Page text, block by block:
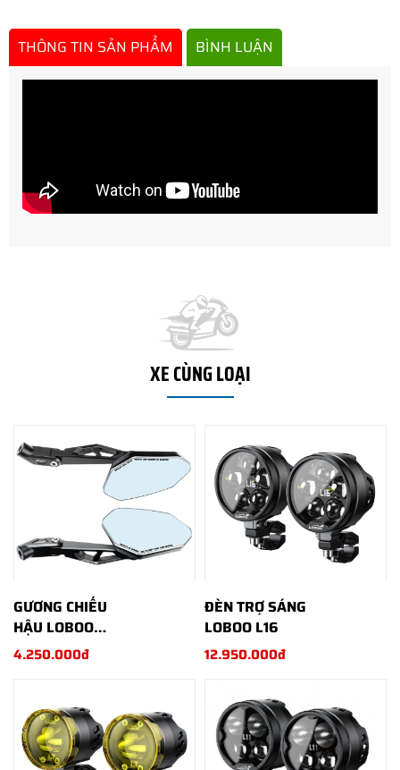
THÔNG TIN SẢN PHẨM BÌNH LUẬN
XE CÙNG LOẠI
GƯƠNG CHIẾU
HẬU LOBOO
RM03
4.250.000đ
ĐÈN TRỢ SÁNG
LOBOO L16
12.950.000đ